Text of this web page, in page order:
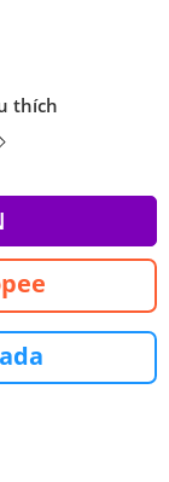
thích